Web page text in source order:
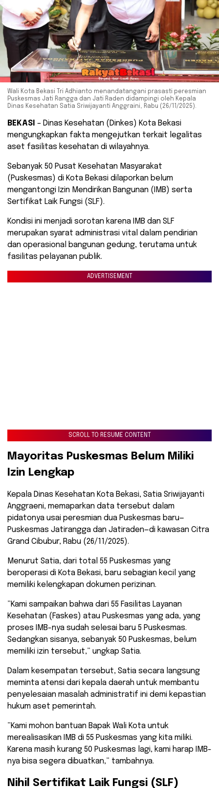
Wali Kota Bekasi Tri Adhianto menandatangani prasasti peresmian
Puskesmas Jati Rangga dan Jati Raden didampingi oleh Kepala
Dinas Kesehatan Satia Sriwijayanti Anggraini, Rabu (26/11/2025).
BEKASI – Dinas Kesehatan (Dinkes) Kota Bekasi
mengungkapkan fakta mengejutkan terkait legalitas
aset fasilitas kesehatan di wilayahnya.
Sebanyak 50 Pusat Kesehatan Masyarakat
(Puskesmas) di Kota Bekasi dilaporkan belum
mengantongi Izin Mendirikan Bangunan (IMB) serta
Sertifikat Laik Fungsi (SLF).
​Kondisi ini menjadi sorotan karena IMB dan SLF
merupakan syarat administrasi vital dalam pendirian
dan operasional bangunan gedung, terutama untuk
fasilitas pelayanan publik.
ADVERTISEMENT
SCROLL TO RESUME CONTENT
Mayoritas Puskesmas Belum Miliki
Izin Lengkap
​Kepala Dinas Kesehatan Kota Bekasi, Satia Sriwijayanti
Anggraeni, memaparkan data tersebut dalam
pidatonya usai peresmian dua Puskesmas baru—
Puskesmas Jatirangga dan Jatiraden—di kawasan Citra
Grand Cibubur, Rabu (26/11/2025).
​Menurut Satia, dari total 55 Puskesmas yang
beroperasi di Kota Bekasi, baru sebagian kecil yang
memiliki kelengkapan dokumen perizinan.
​”Kami sampaikan bahwa dari 55 Fasilitas Layanan
Kesehatan (Faskes) atau Puskesmas yang ada, yang
proses IMB-nya sudah selesai baru 5 Puskesmas.
Sedangkan sisanya, sebanyak 50 Puskesmas, belum
memiliki izin tersebut,” ungkap Satia.
​Dalam kesempatan tersebut, Satia secara langsung
meminta atensi dari kepala daerah untuk membantu
penyelesaian masalah administratif ini demi kepastian
hukum aset pemerintah.
​”Kami mohon bantuan Bapak Wali Kota untuk
merealisasikan IMB di 55 Puskesmas yang kita miliki.
Karena masih kurang 50 Puskesmas lagi, kami harap IMB-
nya bisa segera dibuatkan,” tambahnya.
Nihil Sertifikat Laik Fungsi (SLF)